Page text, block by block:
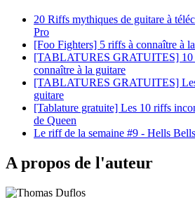
20 Riffs mythiques de guitare à
Pro
[Foo Fighters] 5 riffs à connaître à
[TABLATURES GRATUITES] 10
connaître à la guitare
[TABLATURES GRATUITES]
guitare
[Tablature gratuite] Les 10 riffs
de Queen
Le riff de la semaine #9 - Hells
A propos de l'auteur